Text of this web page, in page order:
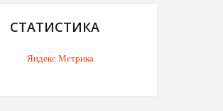
СТАТИСТИКА